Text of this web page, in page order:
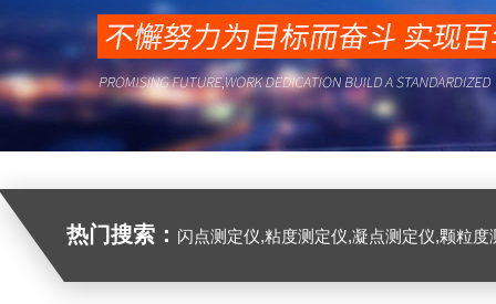
热门搜索： 闪点测定仪,粘度测定仪,凝点测定仪,颗粒